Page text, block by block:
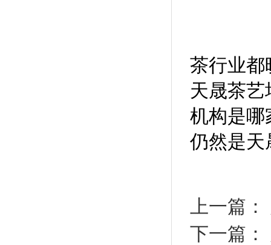
茶行业都
天晟茶
机构是哪
仍然是天
上一篇：
下一篇：